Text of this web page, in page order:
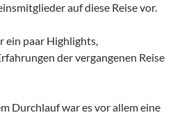
auf diese Reise vor.
ein paar Highlights,
der vergangenen Reise
Durchlauf war es vor allem eine